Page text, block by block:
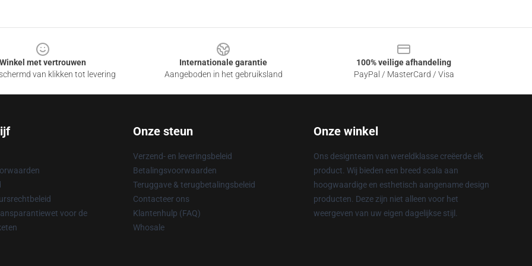
Winkel met vertrouwen
van klikken tot levering
Internationale garantie
Aangeboden in het gebruiksland
100% veilige afhandeling
PayPal / MasterCard / Visa
voor de
Onze steun
Verzend- en leveringsbeleid
Betalingsvoorwaarden
Teruggave & terugbetalingsbeleid
Contacteer ons
Klantenhulp (FAQ)
Whosale
Onze winkel
Ons designteam van wereldklasse creëerde elk
product. Wij bieden een breed scala aan
hoogwaardige en esthetisch aangename design
producten. Deze zijn niet alleen voor het
weergeven van uw eigen dagelijkse stijl.